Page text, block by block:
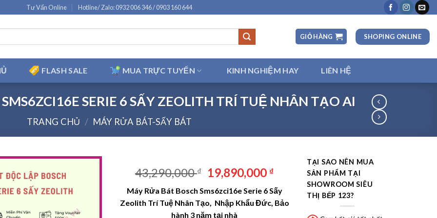
Tư Vấn Online Hotline/ Zalo: 0932 006 346 / 0903 160 644
GIỎ HÀNG SHOPING ONLINE
FLASH SALE MUA TRỰC TUYẾN KINH NGHIỆM HAY LIÊN HỆ
SERIE 6 SẤY ZEOLITH TRÍ TUỆ NHÂN TẠO AI
TRANG CHỦ / MÁY RỬA BÁT-SẤY BÁT
43,290,000₫
Giá
gốc
là:
43,290,000 ₫.
19,890,000 ₫Giá
tại
là:
Máy Rửa Bát Bosch Sms6zci16e Serie 6 Sấy
Zeolith Trí Tuệ Nhân Tạo, Nhập Khẩu Đức, Bảo
hành 3 năm tại nhà
TẠI SAO NÊN MUA
SẢN PHẨM TẠI
SHOWROOM SIÊU
THỊ BẾP 123?